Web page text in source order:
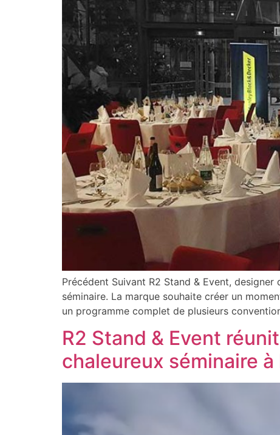
Précédent Suivant R2 Stand & Event,
séminaire. La marque souhaite créer un
un programme complet de plusieurs
R2 Stand & Event
chaleureux séminaire